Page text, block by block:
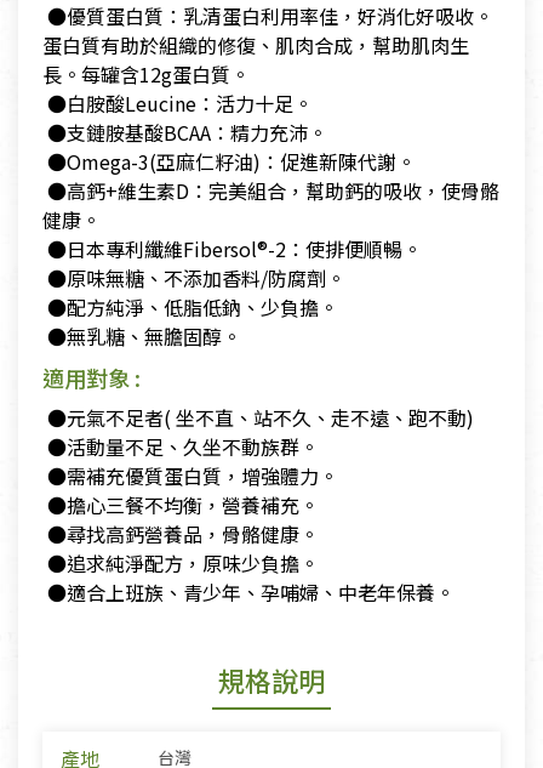
​ ●優質蛋白質：乳清蛋白利用率佳，好消化好吸收。
蛋白質有助於組織的修復、肌肉合成，幫助肌肉生
長。每罐含12g蛋白質。
​ ●白胺酸Leucine：活力十足。
​ ●支鏈胺基酸BCAA：精力充沛。
​ ●Omega-3(亞麻仁籽油)：促進新陳代謝。
​ ●高鈣+維生素D：完美組合，幫助鈣的吸收，使骨骼
健康。
​ ●日本專利纖維Fibersol®-2：使排便順暢。
​ ●原味無糖、不添加香料/防腐劑。
​ ●配方純淨、低脂低鈉、少負擔。
​ ●無乳糖、無膽固醇。
適用對象 :
​ ●元氣不足者( 坐不直、站不久、走不遠、跑不動)
​ ●活動量不足、久坐不動族群。
​ ●需補充優質蛋白質，增強體力。
​ ●擔心三餐不均衡，營養補充。
​ ●​尋找高鈣營養品，骨骼健康。
​ ●追求純淨配方，原味少負擔。
​ ●適合上班族、青少年、孕哺婦、中老年保養。
規格說明
產地 台灣